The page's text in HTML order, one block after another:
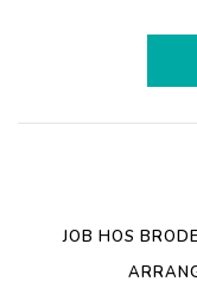
JOB HOS